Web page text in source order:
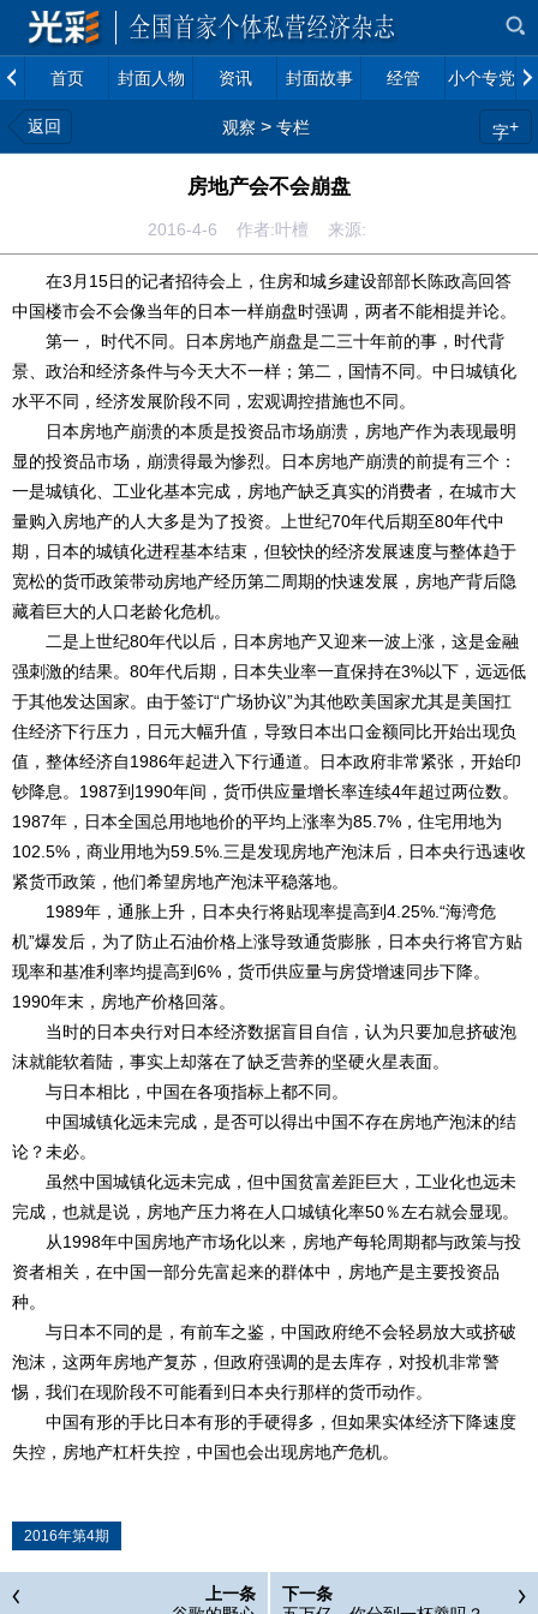
首页 封面人物 资讯 封面故事 经管 小个专党建
返回 观察 > 专栏 字+
房地产会不会崩盘
2016-4-6 作者:叶檀 来源:
在3月15日的记者招待会上，住房和城乡建设部部长陈政高回答
中国楼市会不会像当年的日本一样崩盘时强调，两者不能相提并论。
第一， 时代不同。日本房地产崩盘是二三十年前的事，时代背
景、政治和经济条件与今天大不一样；第二，国情不同。中日城镇化
水平不同，经济发展阶段不同，宏观调控措施也不同。
日本房地产崩溃的本质是投资品市场崩溃，房地产作为表现最明
显的投资品市场，崩溃得最为惨烈。日本房地产崩溃的前提有三个：
一是城镇化、工业化基本完成，房地产缺乏真实的消费者，在城市大
量购入房地产的人大多是为了投资。上世纪70年代后期至80年代中
期，日本的城镇化进程基本结束，但较快的经济发展速度与整体趋于
宽松的货币政策带动房地产经历第二周期的快速发展，房地产背后隐
藏着巨大的人口老龄化危机。
二是上世纪80年代以后，日本房地产又迎来一波上涨，这是金融
强刺激的结果。80年代后期，日本失业率一直保持在3%以下，远远低
于其他发达国家。由于签订“广场协议”为其他欧美国家尤其是美国扛
住经济下行压力，日元大幅升值，导致日本出口金额同比开始出现负
值，整体经济自1986年起进入下行通道。日本政府非常紧张，开始印
钞降息。1987到1990年间，货币供应量增长率连续4年超过两位数。
1987年，日本全国总用地地价的平均上涨率为85.7%，住宅用地为
102.5%，商业用地为59.5%.三是发现房地产泡沫后，日本央行迅速收
紧货币政策，他们希望房地产泡沫平稳落地。
1989年，通胀上升，日本央行将贴现率提高到4.25%.“海湾危
机”爆发后，为了防止石油价格上涨导致通货膨胀，日本央行将官方贴
现率和基准利率均提高到6%，货币供应量与房贷增速同步下降。
1990年末，房地产价格回落。
当时的日本央行对日本经济数据盲目自信，认为只要加息挤破泡
沫就能软着陆，事实上却落在了缺乏营养的坚硬火星表面。
与日本相比，中国在各项指标上都不同。
中国城镇化远未完成，是否可以得出中国不存在房地产泡沫的结
论？未必。
虽然中国城镇化远未完成，但中国贫富差距巨大，工业化也远未
完成，也就是说，房地产压力将在人口城镇化率50％左右就会显现。
从1998年中国房地产市场化以来，房地产每轮周期都与政策与投
资者相关，在中国一部分先富起来的群体中，房地产是主要投资品
种。
与日本不同的是，有前车之鉴，中国政府绝不会轻易放大或挤破
泡沫，这两年房地产复苏，但政府强调的是去库存，对投机非常警
惕，我们在现阶段不可能看到日本央行那样的货币动作。
中国有形的手比日本有形的手硬得多，但如果实体经济下降速度
失控，房地产杠杆失控，中国也会出现房地产危机。
2016年第4期
上一条
下一条